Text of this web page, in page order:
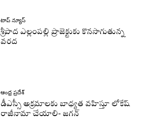
టాప్ న్యూస్
శ్రీపాద ఎల్లంపల్లి ప్రాజెక్టుకు కొనసాగుతున్న
వరద
ఆంధ్ర ప్రదేశ్
డీఎస్సీ అక్రమాలకు బాధ్యత వహిస్తూ లోకేష్‌
రాజీనామా చేయాలి- జగన్